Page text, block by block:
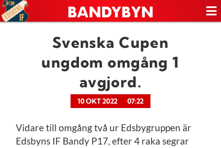
Svenska Cupen
ungdom omgång 1
avgjord.
10 OKT 2022 07:22
Vidare till omgång två ur Edsbygruppen är
Edsbyns IF Bandy P17, efter 4 raka segrar